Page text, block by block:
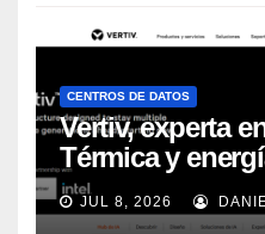
CENTROS DE DATOS
Vertiv, experta
Térmica y
Datos, sigue su
imparable
JUL 8, 2026